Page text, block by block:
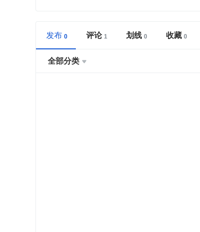
发布 评论 划线 收藏
全部分类 